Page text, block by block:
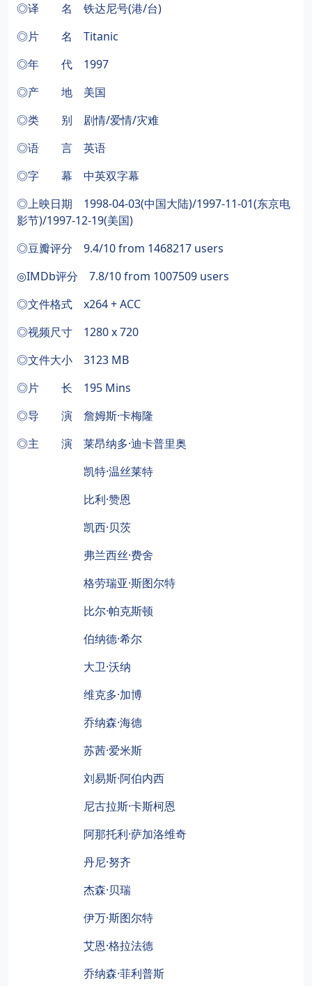
◎译 名 铁达尼号(港/台)
◎片 名 Titanic
◎年 代 1997
◎产 地 美国
◎类 别 剧情/爱情/灾难
◎语 言 英语
◎字 幕 中英双字幕
◎上映日期 1998-04-03(中国大陆)/1997-11-01(东京电
影节)/1997-12-19(美国)
◎豆瓣评分 9.4/10 from 1468217 users
◎IMDb评分 7.8/10 from 1007509 users
◎文件格式 x264 + ACC
◎视频尺寸 1280 x 720
◎文件大小 3123 MB
◎片 长 195 Mins
◎导 演 詹姆斯·卡梅隆
◎主 演 莱昂纳多·迪卡普里奥
凯特·温丝莱特
比利·赞恩
凯西·贝茨
弗兰西丝·费舍
格劳瑞亚·斯图尔特
比尔·帕克斯顿
伯纳德·希尔
大卫·沃纳
维克多·加博
乔纳森·海德
苏茜·爱米斯
刘易斯·阿伯内西
尼古拉斯·卡斯柯恩
阿那托利·萨加洛维奇
丹尼·努齐
杰森·贝瑞
伊万·斯图尔特
艾恩·格拉法德
乔纳森·菲利普斯